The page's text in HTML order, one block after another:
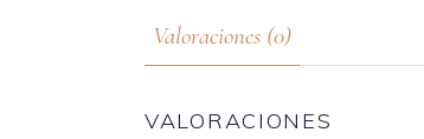
Valoraciones (0)
VALORACIONES